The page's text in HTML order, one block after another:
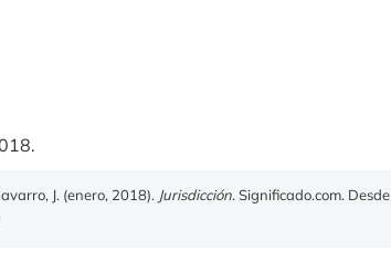
J. (enero, 2018). Jurisdicción. Significado.com. Desde